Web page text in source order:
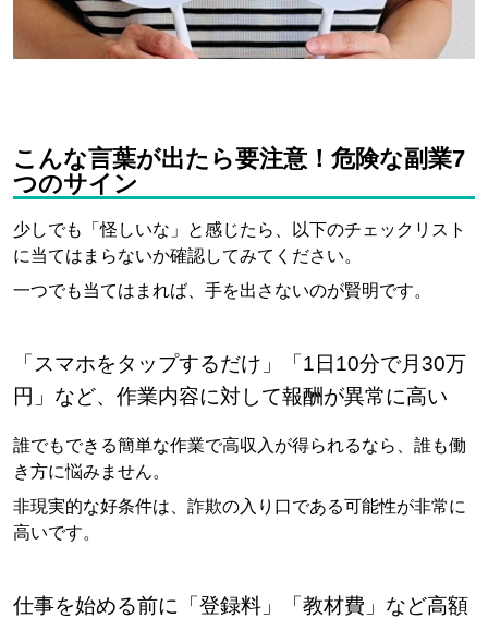
こんな言葉が出たら要注意！危険な副業7
つのサイン
少しでも「怪しいな」と感じたら、以下のチェックリスト
に当てはまらないか確認してみてください。
一つでも当てはまれば、手を出さないのが賢明です。
「スマホをタップするだけ」「1日10分で月30万
円」など、作業内容に対して報酬が異常に高い
誰でもできる簡単な作業で高収入が得られるなら、誰も働
き方に悩みません。
非現実的な好条件は、詐欺の入り口である可能性が非常に
高いです。
仕事を始める前に「登録料」「教材費」など高額